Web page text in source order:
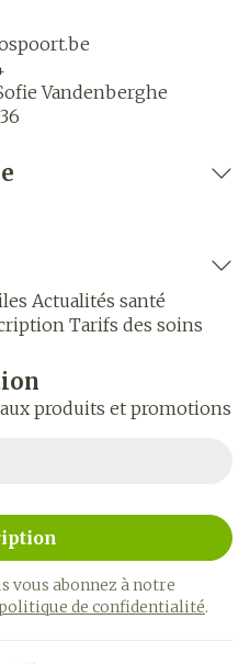
Vandenberghe
Actualités santé
Tarifs des soins
produits et promotions
vous abonnez à notre
de confidentialité.